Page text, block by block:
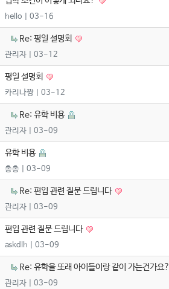
hello | 03-16
Re: 평일 설명회
관리자 | 03-12
평일 설명회
카리나짱 | 03-12
Re: 유학 비용
관리자 | 03-09
유학 비용
총총 | 03-09
Re: 편입 관련 질문 드립니다
관리자 | 03-09
편입 관련 질문 드립니다
askdlh | 03-09
Re: 유학을 또래 아이들이랑 같이 가는건가요?
관리자 | 03-09